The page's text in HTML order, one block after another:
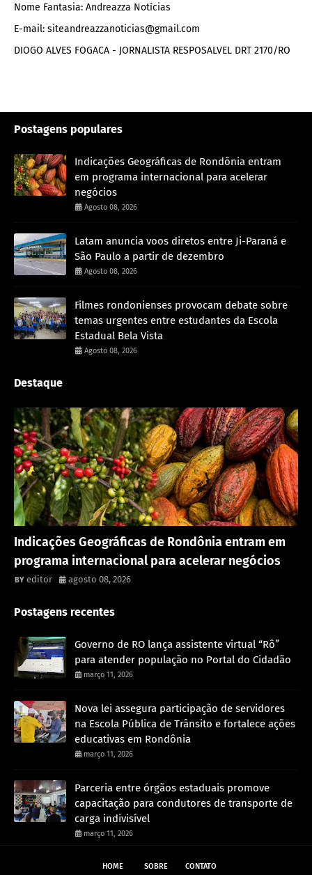
Nome Fantasia: Andreazza Notícias
E-mail: siteandreazzanoticias@gmail.com
DIOGO ALVES FOGACA - JORNALISTA RESPOSALVEL DRT 2170/RO
Postagens populares
Indicações Geográficas de Rondônia entram
em programa internacional para acelerar
negócios
Agosto 08, 2026
Latam anuncia voos diretos entre Ji-Paraná e
São Paulo a partir de dezembro
Agosto 08, 2026
Filmes rondonienses provocam debate sobre
temas urgentes entre estudantes da Escola
Estadual Bela Vista
Agosto 08, 2026
Destaque
Indicações Geográficas de Rondônia entram em
programa internacional para acelerar negócios
editor agosto 08, 2026
Postagens recentes
Governo de RO lança assistente virtual “Rô”
para atender população no Portal do Cidadão
março 11, 2026
Nova lei assegura participação de servidores
na Escola Pública de Trânsito e fortalece ações
educativas em Rondônia
março 11, 2026
Parceria entre órgãos estaduais promove
capacitação para condutores de transporte de
carga indivisível
março 11, 2026
HOME SOBRE CONTATO